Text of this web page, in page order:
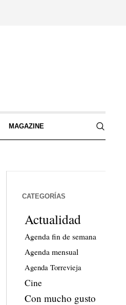
MAGAZINE
CATEGORÍAS
Actualidad
Agenda fin de semana
Agenda mensual
Agenda Torrevieja
Cine
Con mucho gusto